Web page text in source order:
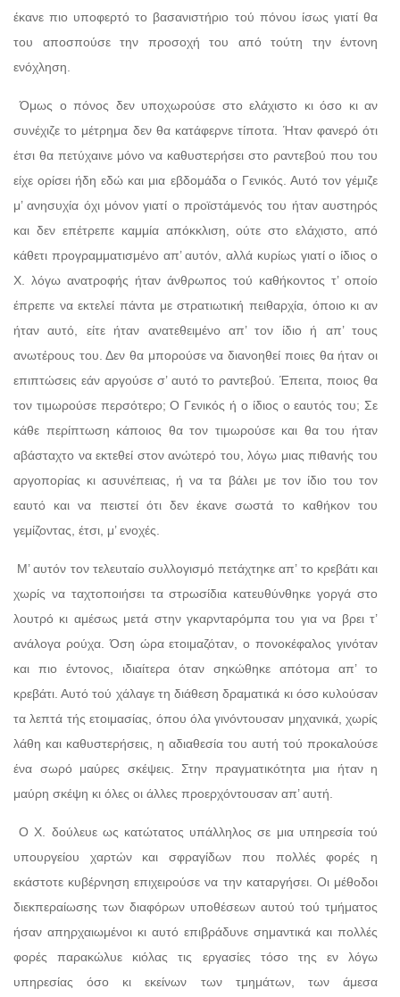
έκανε πιο υποφερτό το βασανιστήριο τού πόνου ίσως γιατί θα
του αποσπούσε την προσοχή του από τούτη την έντονη
ενόχληση.
Όμως ο πόνος δεν υποχωρούσε στο ελάχιστο κι όσο κι αν
συνέχιζε το μέτρημα δεν θα κατάφερνε τίποτα. Ήταν φανερό ότι
έτσι θα πετύχαινε μόνο να καθυστερήσει στο ραντεβού που του
είχε ορίσει ήδη εδώ και μια εβδομάδα ο Γενικός. Αυτό τον γέμιζε
μ’ ανησυχία όχι μόνον γιατί ο προϊστάμενός του ήταν αυστηρός
και δεν επέτρεπε καμμία απόκκλιση, ούτε στο ελάχιστο, από
κάθετι προγραμματισμένο απ’ αυτόν, αλλά κυρίως γιατί ο ίδιος ο
Χ. λόγω ανατροφής ήταν άνθρωπος τού καθήκοντος τ’ οποίο
έπρεπε να εκτελεί πάντα με στρατιωτική πειθαρχία, όποιο κι αν
ήταν αυτό, είτε ήταν ανατεθειμένο απ’ τον ίδιο ή απ’ τους
ανωτέρους του. Δεν θα μπορούσε να διανοηθεί ποιες θα ήταν οι
επιπτώσεις εάν αργούσε σ’ αυτό το ραντεβού. Έπειτα, ποιος θα
τον τιμωρούσε περσότερο; Ο Γενικός ή ο ίδιος ο εαυτός του; Σε
κάθε περίπτωση κάποιος θα τον τιμωρούσε και θα του ήταν
αβάσταχτο να εκτεθεί στον ανώτερό του, λόγω μιας πιθανής του
αργοπορίας κι ασυνέπειας, ή να τα βάλει με τον ίδιο του τον
εαυτό και να πειστεί ότι δεν έκανε σωστά το καθήκον του
γεμίζοντας, έτσι, μ’ ενοχές.
Μ’ αυτόν τον τελευταίο συλλογισμό πετάχτηκε απ’ το κρεβάτι και
χωρίς να ταχτοποιήσει τα στρωσίδια κατευθύνθηκε γοργά στο
λουτρό κι αμέσως μετά στην γκαρνταρόμπα του για να βρει τ’
ανάλογα ρούχα. Όση ώρα ετοιμαζόταν, ο πονοκέφαλος γινόταν
και πιο έντονος, ιδιαίτερα όταν σηκώθηκε απότομα απ’ το
κρεβάτι. Αυτό τού χάλαγε τη διάθεση δραματικά κι όσο κυλούσαν
τα λεπτά τής ετοιμασίας, όπου όλα γινόντουσαν μηχανικά, χωρίς
λάθη και καθυστερήσεις, η αδιαθεσία του αυτή τού προκαλούσε
ένα σωρό μαύρες σκέψεις. Στην πραγματικότητα μια ήταν η
μαύρη σκέψη κι όλες οι άλλες προερχόντουσαν απ’ αυτή.
Ο Χ. δούλευε ως κατώτατος υπάλληλος σε μια υπηρεσία τού
υπουργείου χαρτών και σφραγίδων που πολλές φορές η
εκάστοτε κυβέρνηση επιχειρούσε να την καταργήσει. Οι μέθοδοι
διεκπεραίωσης των διαφόρων υποθέσεων αυτού τού τμήματος
ήσαν απηρχαιωμένοι κι αυτό επιβράδυνε σημαντικά και πολλές
φορές παρακώλυε κιόλας τις εργασίες τόσο της εν λόγω
υπηρεσίας όσο κι εκείνων των τμημάτων, των άμεσα